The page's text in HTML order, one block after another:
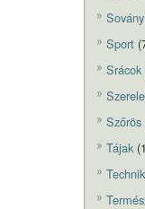
Sovány
Sport
Srácok
Szőrös
Tájak